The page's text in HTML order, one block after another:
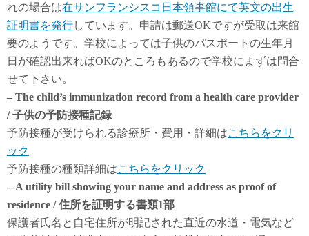
れの場合は在サンフランシスコ日本領事館にて英文の出生
証明書を発行しています。申請は郵送OKですが受取は来館
要のようです。学校によっては子供のパスポートの生年月
日が確認出来ればOKのところもあるので学校にまずは問合
せて下さい。
– The child’s immunization record from a health care provider
/ 子供の予防接種記録
予防接種が受けられる診療所・費用・詳細はこちらをクリ
ック
予防接種の種類詳細はこちらをクリック
– A utility bill showing your name and address as proof of
residence / 住所を証明する書類1部
保護者氏名と自宅住所が明記された直近の水道・電気など